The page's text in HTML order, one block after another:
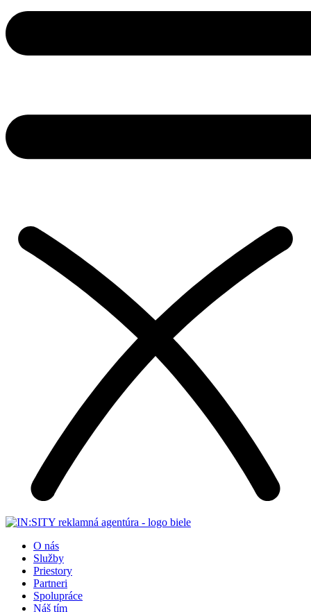
O nás
Služby
Priestory
Partneri
Spolupráce
Náš tím